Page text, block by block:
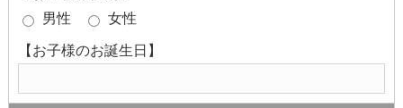
男性
女性
【お子様のお誕生日】